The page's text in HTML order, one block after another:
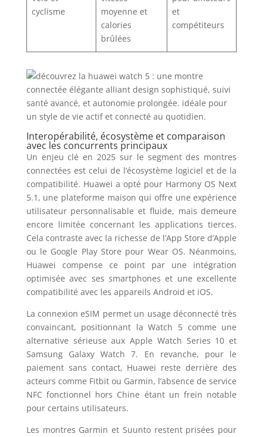
cyclisme
moyenne et
calories
brûlées
et
compétiteurs
Interopérabilité, écosystème et comparaison
avec les concurrents principaux
Un enjeu clé en 2025 sur le segment des montres
connectées est celui de l’écosystème logiciel et de la
compatibilité. Huawei a opté pour Harmony OS Next
5.1, une plateforme maison qui offre une expérience
utilisateur personnalisable et fluide, mais demeure
encore limitée concernant les applications tierces.
Cela contraste avec la richesse de l’App Store d’Apple
ou le Google Play Store pour Wear OS. Néanmoins,
Huawei compense ce point par une intégration
optimisée avec ses smartphones et une excellente
compatibilité avec les appareils Android et iOS.
La connexion eSIM permet un usage déconnecté très
convaincant, positionnant la Watch 5 comme une
alternative sérieuse aux Apple Watch Series 10 et
Samsung Galaxy Watch 7. En revanche, pour le
paiement sans contact, Huawei reste derrière des
acteurs comme Fitbit ou Garmin, l’absence de service
NFC fonctionnel hors Chine étant un frein notable
pour certains utilisateurs.
Les montres Garmin et Suunto restent prisées pour